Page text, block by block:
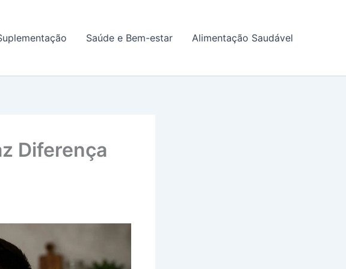
Saúde e Bem-estar Alimentação Saudável
Diferença